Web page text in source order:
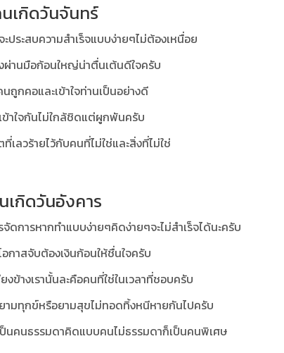
เกิดวันจันทร์
ประสบความสำเร็จแบบง่ายๆไม่ต้องเหนื่อย
งผ่านมือก้อนใหญ่น่าตื่นเต้นดีใจครับ
นถูกคอและเข้าใจท่านเป็นอย่างดี
ข้าใจกันไม่ใกล้ชิดแต่ผูกพันครับ
เลวร้ายไว้กับคนที่ไม่ใช่และสิ่งที่ไม่ใช่
เกิดวันอังคาร
จัดการหากทำแบบง่ายๆคิดง่ายๆจะไม่สำเร็จได้นะครับ
อกาสจับต้องเงินก้อนให้ชื่นใจครับ
งข้างเรานั้นละคือคนที่ใช่ในเวลาที่ชอบครับ
ามทุกข์หรือยามสุขไม่ทอดทิ้งหนีหายกันไปครับ
นคนธรรมดาคิดแบบคนไม่ธรรมดาก็เป็นคนพิเศษ